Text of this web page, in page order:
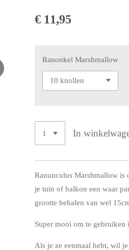
€ 11,95
Ranonkel Marshmallow
In
Ranunculus Marshmallow is
je tuin of balkon een waar
grootte behalen van wel
Super mooi om te
Als je ze eenmaal hebt, wil